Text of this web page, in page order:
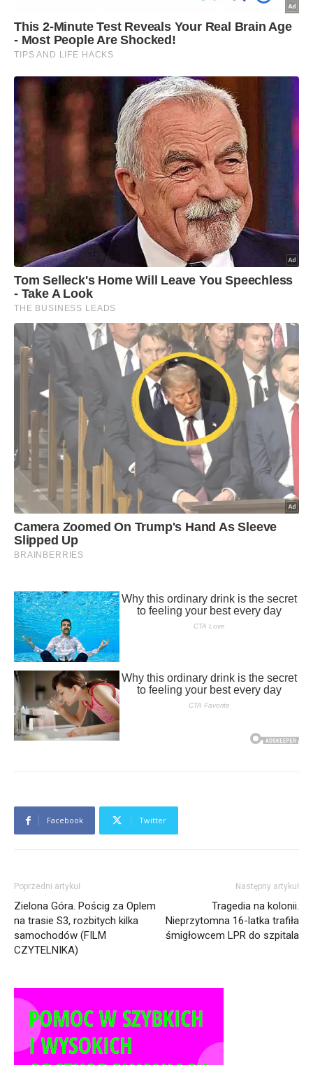
Facebook Twitter
Poprzedni artykuł
Zielona Góra. Pościg za Oplem
na trasie S3, rozbitych kilka
samochodów (FILM
CZYTELNIKA)
Następny artykuł
Tragedia na kolonii.
Nieprzytomna 16-latka trafiła
śmigłowcem LPR do szpitala